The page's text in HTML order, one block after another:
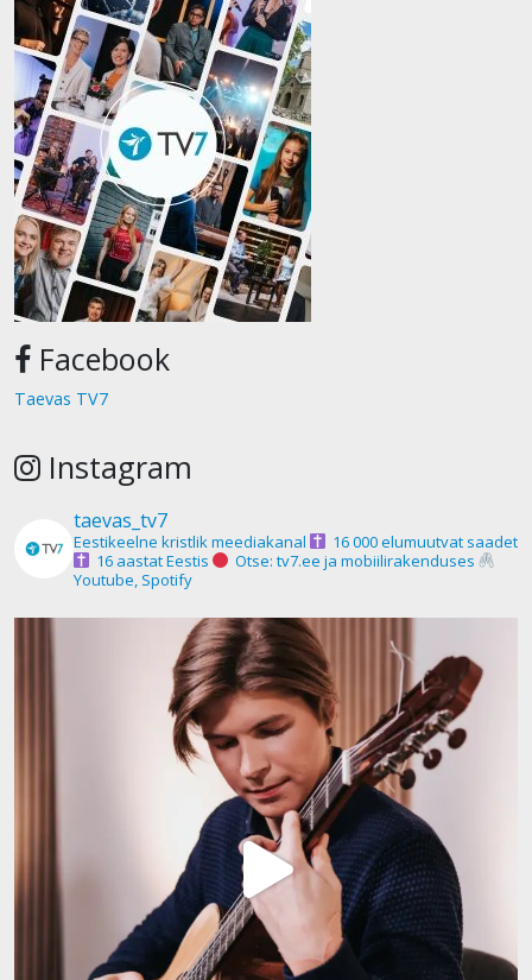
Facebook
Taevas TV7
Instagram
taevas_tv7
Eestikeelne kristlik meediakanal
16 000 elumuutvat saadet
16 aastat Eestis
Otse: tv7.ee ja mobiilirakenduses
Youtube, Spotify